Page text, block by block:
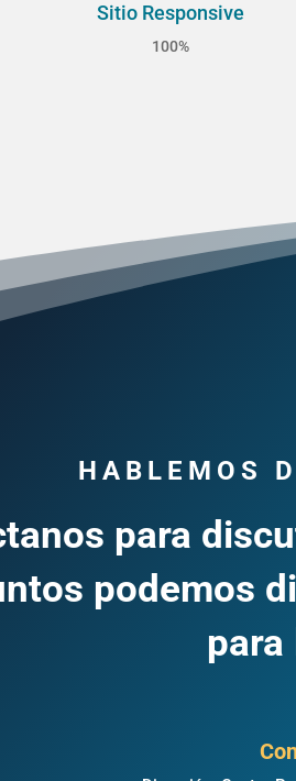
Sitio Responsive
100%
HABLEMOS
para
podemos